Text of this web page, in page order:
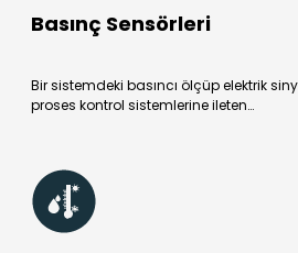
Basınç Sensörleri
Bir sistemdeki basıncı ölçüp elektrik
proses kontrol sistemlerine ileten…